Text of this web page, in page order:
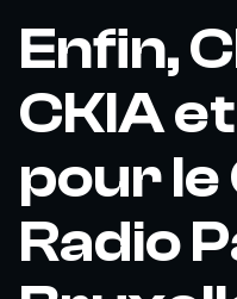
Enfin,
CKIA
pour le
Radio